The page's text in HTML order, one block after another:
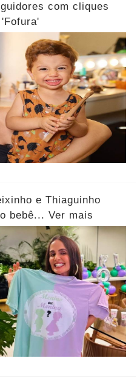
com cliques
e Thiaguinho
bebê... Ver mais